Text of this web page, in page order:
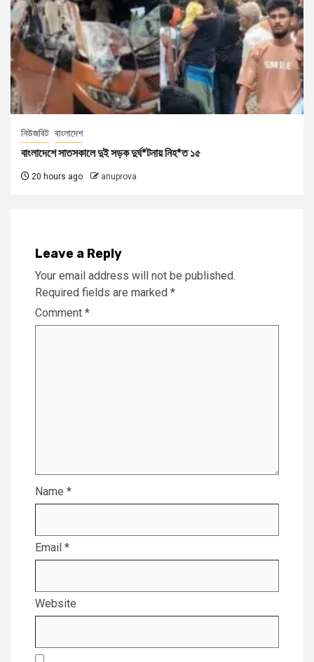
নিউজবিট বাংলাদেশ
বাংলাদেশে সাতসকালে দুই সড়ক দুর্ঘ*টনায় নিহ*ত ১৫
20 hours ago anuprova
Leave a Reply
Your email address will not be published.
Required fields are marked *
Comment *
Name *
Email *
Website